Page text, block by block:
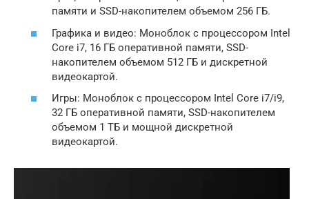
памяти и SSD-накопителем объемом 256 ГБ.
Графика и видео: Моноблок с процессором Intel
Core i7, 16 ГБ оперативной памяти, SSD-
накопителем объемом 512 ГБ и дискретной
видеокартой.
Игры: Моноблок с процессором Intel Core i7/i9,
32 ГБ оперативной памяти, SSD-накопителем
объемом 1 ТБ и мощной дискретной
видеокартой.